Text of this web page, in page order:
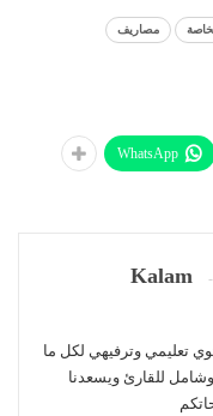
مصاريف
WhatsApp
Kalam
تعليمي وترفيهي لكل ما
للقارئ ويسعدنا